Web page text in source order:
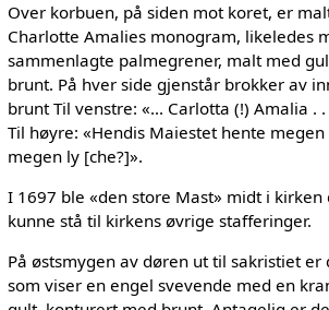
Over korbuen, på siden mot koret, er
Charlotte Amalies monogram, likeledes
sammenlagte palmegrener, malt med
brunt. På hver side gjenstår brokker av
brunt Til venstre: «... Carlotta (!) Amalia .
Til høyre: «Hendis Maiestet hente megen
megen ly [che?]».
I 1697 ble «den store Mast» midt i
kunne stå til kirkens øvrige stafferinger.
På østsmygen av døren ut til sakristiet
som viser en engel svevende med en